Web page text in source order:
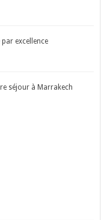
excellence
séjour à Marrakech